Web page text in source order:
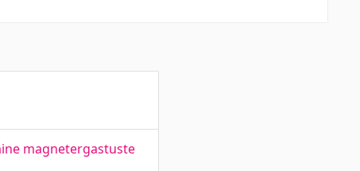
magnetergastuste